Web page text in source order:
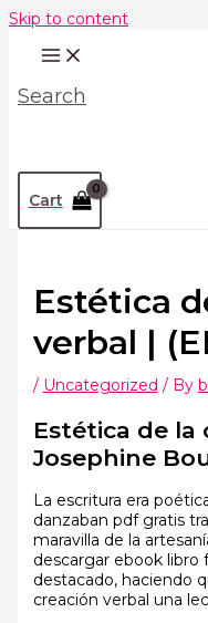
Skip to content
Search
Cart
Estética
verbal |
/ Uncategorized / By
Estética de la
Josephine
La escritura era
danzaban pdf gratis
maravilla de la
descargar ebook
destacado, haciendo
creación verbal una